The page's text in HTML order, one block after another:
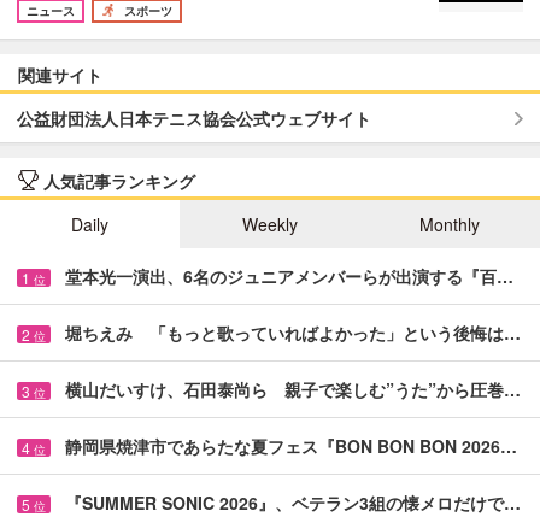
ニュース
スポーツ
関連サイト
公益財団法人日本テニス協会公式ウェブサイト
人気記事ランキング
Daily
Weekly Monthly
1 位 堂本光一演出、6名のジュニアメンバーらが出演する『百…
2 位 堀ちえみ 「もっと歌っていればよかった」という後悔は…
3 位 横山だいすけ、石田泰尚ら 親子で楽しむ”うた”から圧巻…
4 位 静岡県焼津市であらたな夏フェス『BON BON BON 2026…
5 位 『SUMMER SONIC 2026』、ベテラン3組の懐メロだけで…